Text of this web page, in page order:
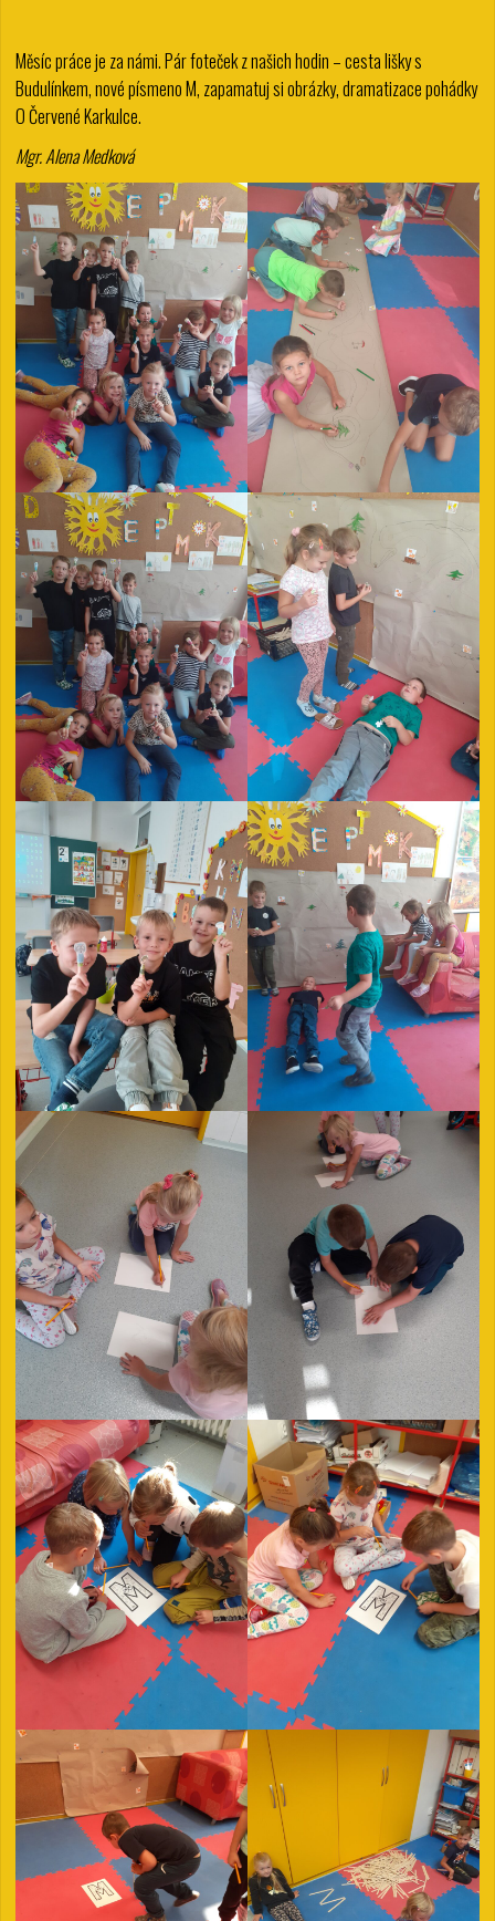
Měsíc práce je za námi. Pár foteček z našich hodin – cesta lišky s
Budulínkem, nové písmeno M, zapamatuj si obrázky, dramatizace pohádky
O Červené Karkulce.
Mgr. Alena Medková